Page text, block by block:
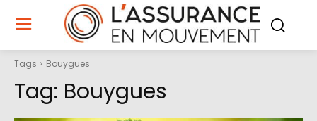
Tags Bouygues
Tag: Bouygues